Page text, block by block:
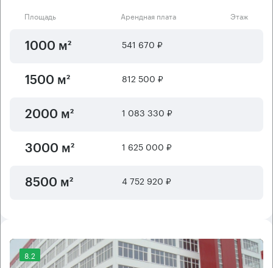
Площадь Арендная плата Этаж
1000 м² 541 670 ₽
1500 м² 812 500 ₽
2000 м² 1 083 330 ₽
3000 м² 1 625 000 ₽
8500 м² 4 752 920 ₽
8.2